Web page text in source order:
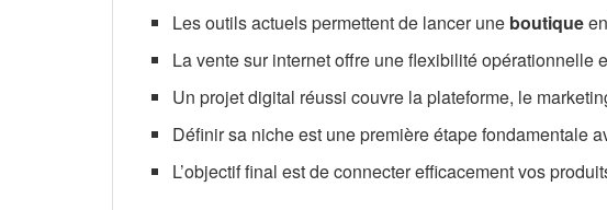
Les outils actuels permettent de lancer une boutiqueen
La vente sur internet offre une flexibilité opérationnelle
Un projet digital réussi couvre la plateforme, le
Définir sa niche est une première étape fondamentale
L’objectif final est de connecter efficacement vos